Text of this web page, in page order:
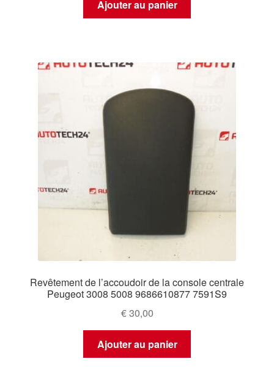
Ajouter au panier
Revêtement de l’accoudoir de la console centrale
Peugeot 3008 5008 9686610877 7591S9
€30,00
Ajouter au panier